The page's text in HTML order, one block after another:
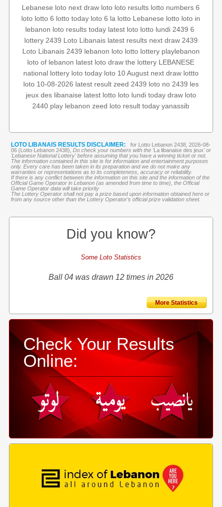
Lebanese loto next draw loto loto results lotto numbers 6
loto lotto 6 lotto today loto 6 la lotto Lebanese lotto loto in
lebanon loto results today latest loto lotto lundi 2439 6
lottery 2439 Loto Libanais latest results next draw 2439
Loto Libanais 2439 lebanon loto lotto lottery playlebanon
loto of lebanon latest loto draw the lottery LEBANESE
national lottery loto today loto 10 August next draw lottto
loto 10-08-2026 latest result zeed 2439 loto no 2439 les
jeux des libanaise latest lotto loto lundi today draw loto
2440 play lebanon zeed loto result today yanassib
LOTO LIBANAIS RESULTS DISCLAIMER:
for Lotto Lebanon 2438, 2026-08-
06 (Lotto Lebanon 2438), Do check your numbers with the 'La libanaise des jeux' or
'Lebanese National Lottery' before assuming that you have a winning ticket or not.
The information contained in this site is for information and entertainment purposes
only. Every care has been taken in its preparation and we do not make any
warranties or representations as to its completeness, accuracy or reliability.
If there is any conflict between the information on this site and the information of the
Official Game Operator in Lebanon (as amended from time to time), the Official
Game Operator data will take priority
The Lottery Operator shall not pay a prize based upon information obtained here or
from any source other than the Lottery Operator’s official prize validation sheet.
Did you know?
Some Loto Statistics
Ball 04 was drawn 12 times in 2026
More Statistics
Check Your Results
Online: